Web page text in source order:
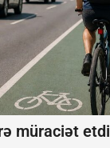
müraciət etdi